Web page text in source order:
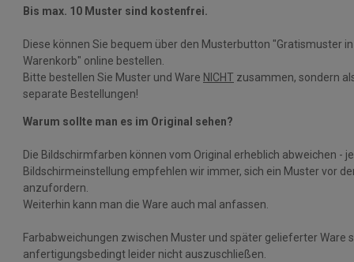
Bis max. 10 Muster sind kostenfrei.
Diese können Sie bequem über den Musterbutton "Gratismuster
Warenkorb" online bestellen.
Bitte bestellen Sie Muster und Ware NICHT zusammen, sondern
separate Bestellungen!
Warum sollte man es im Original sehen?
Die Bildschirmfarben können vom Original erheblich abweichen -
Bildschirmeinstellung empfehlen wir immer, sich ein Muster vor
anzufordern.
Weiterhin kann man die Ware auch mal anfassen.
Farbabweichungen zwischen Muster und später gelieferter Ware
anfertigungsbedingt leider nicht auszuschließen.